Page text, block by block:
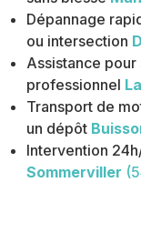
Dépannage
ou intersection
Assistance
professionnel
Transport de
un dépôt
Intervention
Sommerviller